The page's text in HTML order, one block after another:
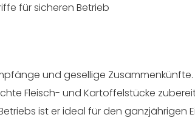
für sicheren Betrieb
und gesellige
Fleisch- und Kartoffelstücke
ist er ideal für den ganzjährigen